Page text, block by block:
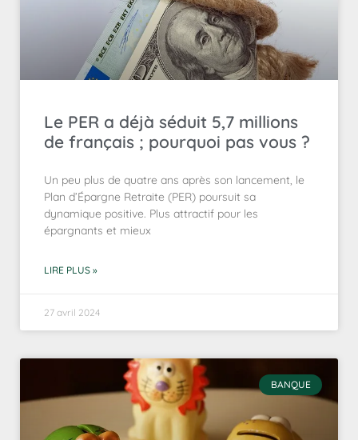
Le PER a déjà séduit 5,7 millions
de français ; pourquoi pas vous ?
Un peu plus de quatre ans après son lancement, le
Plan d’Épargne Retraite (PER) poursuit sa
dynamique positive. Plus attractif pour les
épargnants et mieux
LIRE PLUS »
27 avril 2024
BANQUE